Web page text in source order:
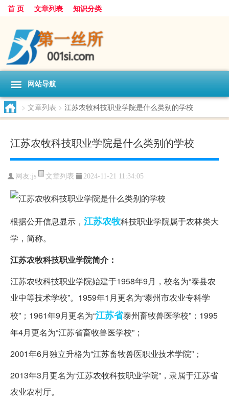
首 页 文章列表 知识分类
网站导航
> 文章列表 > 江苏农牧科技职业学院是什么类别的学校
江苏农牧科技职业学院是什么类别的学校
网友:js 文章列表 2024-11-21 11:34:05
根据公开信息显示， 江苏农牧科技职业学院属于农林类大
学，简称。
江苏农牧科技职业学院简介：
江苏农牧科技职业学院始建于1958年9月，校名为“泰县农
业中等技术学校”。1959年1月更名为“泰州市农业专科学
校”；1961年9月更名为“江苏省泰州畜牧兽医学校”；1995
年4月更名为“江苏省畜牧兽医学校”；
2001年6月独立升格为“江苏畜牧兽医职业技术学院”；
2013年3月更名为“江苏农牧科技职业学院”，隶属于江苏省
农业农村厅。